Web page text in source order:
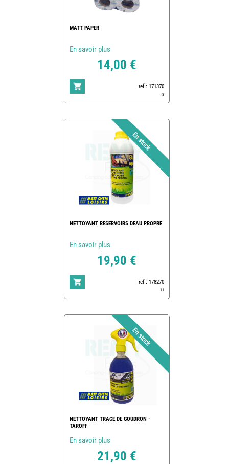
MATT PAPER
En savoir plus
14,00 €
ref : 171370
3
NETTOYANT RESERVOIRS DEAU PROPRE
En savoir plus
19,90 €
ref : 178270
11
NETTOYANT TRACE DE GOUDRON -
TAROFF
En savoir plus
21,90 €